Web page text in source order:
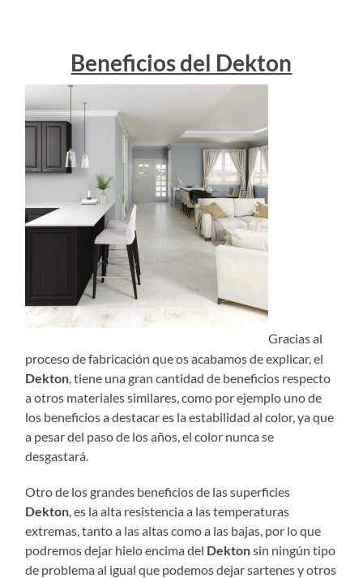
Beneficios del Dekton
Gracias al
proceso de fabricación que os acabamos de explicar, el
Dekton , tiene una gran cantidad de beneficios respecto
a otros materiales similares, como por ejemplo uno de
los beneficios a destacar es la estabilidad al color, ya que
a pesar del paso de los años, el color nunca se
desgastará.
Otro de los grandes beneficios de las superficies
Dekton , es la alta resistencia a las temperaturas
extremas, tanto a las altas como a las bajas, por lo que
podremos dejar hielo encima del Dektonsin ningún tipo
de problema al igual que podemos dejar sartenes y otros